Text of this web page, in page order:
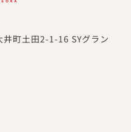
町土田2-1-16 SYグラン